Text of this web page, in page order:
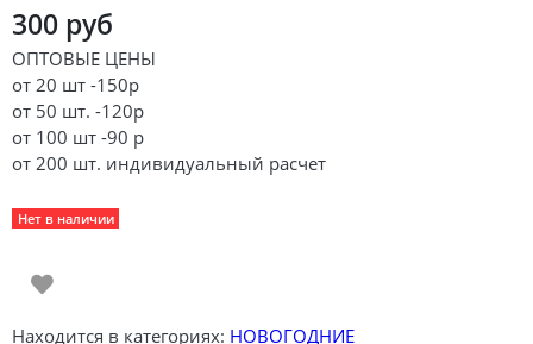
300 руб
ОПТОВЫЕ ЦЕНЫ
от 20 шт -150р
от 50 шт. -120р
от 100 шт -90 р
от 200 шт. индивидуальный расчет
Нет в наличии
Находится в категориях: НОВОГОДНИЕ